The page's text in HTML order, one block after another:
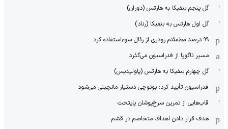
گل پنجم بنفیکا به هارتس (دوران)
گل اول هارتس به بنفیکا (رناد)
۹۹ درصد مطمئنم رودری از رئال سوءاستفاده کرد
مسیر ناگویا از فدراسیون می‌گذرد
گل چهارم بنفیکا به هارتس (پاولیدیس)
فدراسیون تأیید کرد: بونوچی دستیار مانچینی می‌شود
قاب‌هایی از تمرین سرخ‌پوشان پایتخت
هدف قرار دادن اهداف متخاصم در قشم